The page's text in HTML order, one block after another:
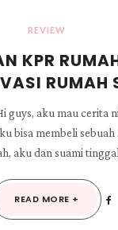
REVIEW
KPR
RUMAH
guys, aku mau cerita
bisa membeli
aku dan suami
READ MORE +